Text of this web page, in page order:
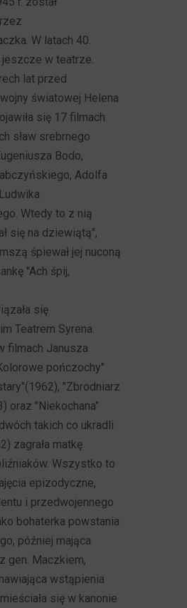
W latach 40.
w teatrze.
lat przed
światowej Helena
się 17 filmach
sław srebrnego
Bodo,
Adolfa
Wtedy to z nią
się na dziewiątą",
śpiewał jej nuconą
"Ach śpij,
się
Teatrem Syrena.
filmach Janusza
pończochy"
"Zbrodniarz
oraz "Niekochana"
takich co ukradli
zagrała matkę
Wszystko to
epizodyczne,
i przedwojennego
bohaterka powstania
później mająca
gen. Maczkiem,
wstąpienia
się w kanonie